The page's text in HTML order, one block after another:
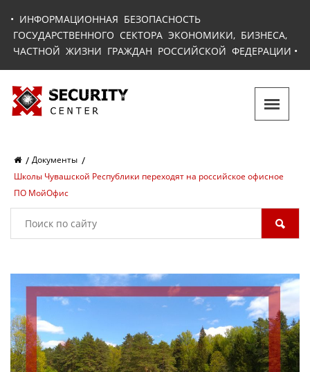
• ИНФОРМАЦИОННАЯ БЕЗОПАСНОСТЬ
ГОСУДАРСТВЕННОГО СЕКТОРА ЭКОНОМИКИ, БИЗНЕСА,
ЧАСТНОЙ ЖИЗНИ ГРАЖДАН РОССИЙСКОЙ ФЕДЕРАЦИИ •
Документы
Школы Чувашской Республики переходят на российское офисное
ПО МойОфис